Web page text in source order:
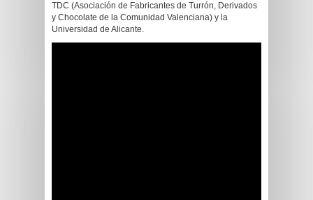
TDC (Asociación de Fabricantes de Turrón, Derivados
y Chocolate de la Comunidad Valenciana) y la
Universidad de Alicante.